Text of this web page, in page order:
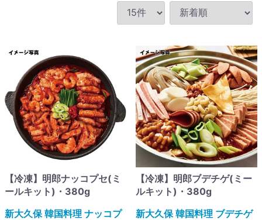
【冷凍】明郎ナッコプセ(ミ
ールキット)・380g
新大久保 韓国料理 ナッコプ
【冷凍】明郎ブデチゲ(ミー
ルキット)・380g
新大久保 韓国料理 ブデチゲ